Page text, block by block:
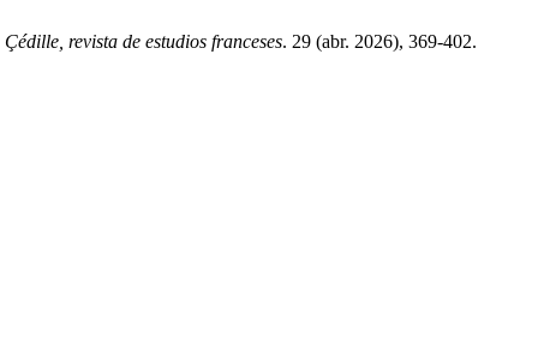
Çédille, revista de estudios franceses. 29 (abr. 2026), 369-402.